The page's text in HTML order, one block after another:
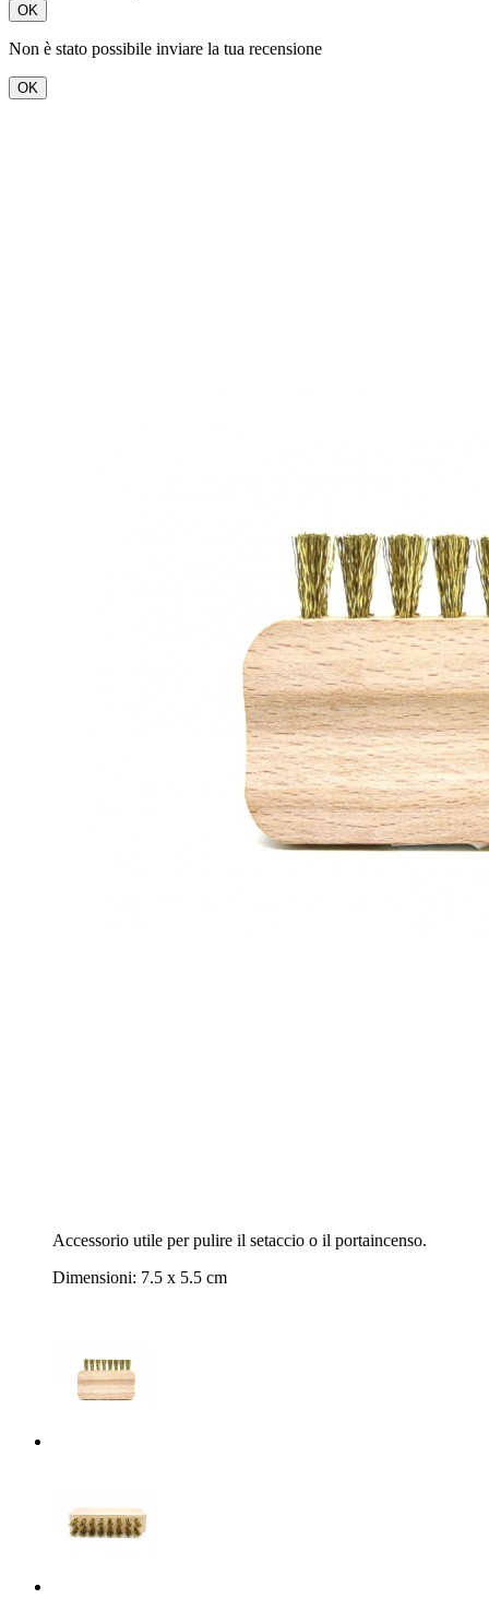
OK
Non è stato possibile inviare la tua recensione
OK
Accessorio utile per pulire il setaccio o il portaincenso.
Dimensioni: 7.5 x 5.5 cm